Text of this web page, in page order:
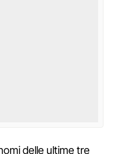
delle ultime tre